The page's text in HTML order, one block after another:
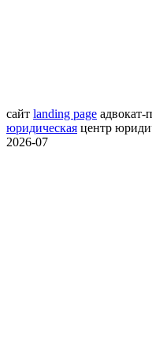
сайт landing page адвокат-
юридическая центр
2026-07